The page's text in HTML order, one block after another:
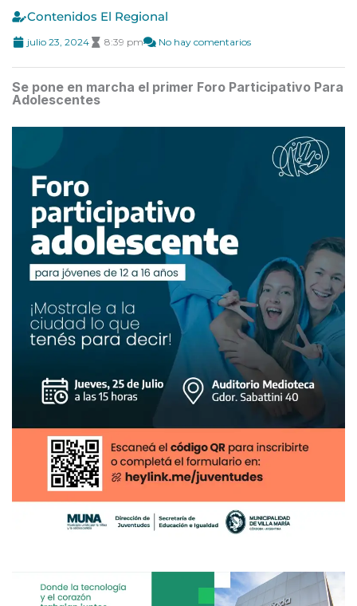
Contenidos El Regional
julio 23, 2024 8:39 pm No hay comentarios
Se pone en marcha el primer Foro Participativo Para
Adolescentes